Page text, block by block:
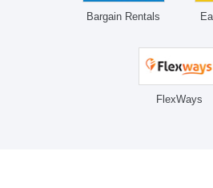
Bargain Rentals
FlexWays